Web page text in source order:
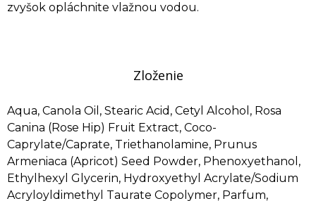
zvyšok opláchnite vlažnou vodou.
Zloženie
Aqua, Canola Oil, Stearic Acid, Cetyl Alcohol, Rosa
Canina (Rose Hip) Fruit Extract, Coco-
Caprylate/Caprate, Triethanolamine, Prunus
Armeniaca (Apricot) Seed Powder, Phenoxyethanol,
Ethylhexyl Glycerin, Hydroxyethyl Acrylate/Sodium
Acryloyldimethyl Taurate Copolymer, Parfum,